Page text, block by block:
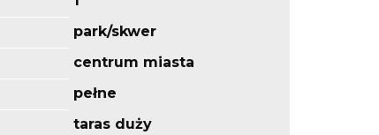
park/skwer
centrum miasta
pełne
taras duży